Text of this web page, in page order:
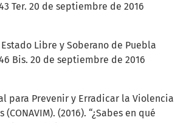
Ter. 20 de septiembre de 2016
Libre y Soberano de Puebla
Bis. 20 de septiembre de 2016
para Prevenir y Erradicar la Violencia
(2016). “¿Sabes en qué